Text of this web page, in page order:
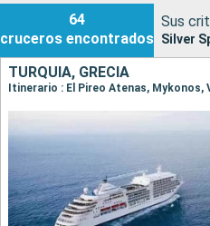
64
cruceros encontrados
Sus
Silver
TURQUÍA, GRECIA